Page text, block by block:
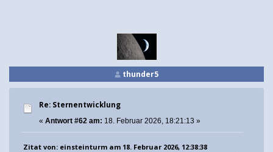
thunder5
Re: Sternentwicklung
« Antwort #62 am: 18. Februar 2026, 18:21:13 »
Zitat von: einsteinturm am 18. Februar 2026, 12:38:38